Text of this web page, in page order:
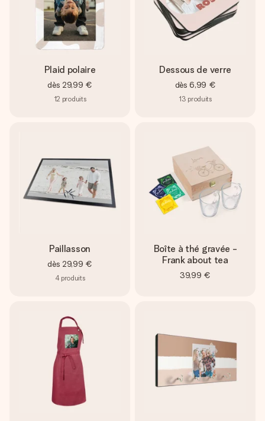
Plaid polaire
dès 29,99 €
12 produits
Dessous de verre
dès 6,99 €
13 produits
Paillasson
dès 29,99 €
4 produits
Boîte à thé gravée -
Frank about tea
39,99 €